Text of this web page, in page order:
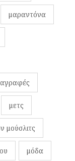
μαραντόνα
μετς
μούσλιτς
μόδα